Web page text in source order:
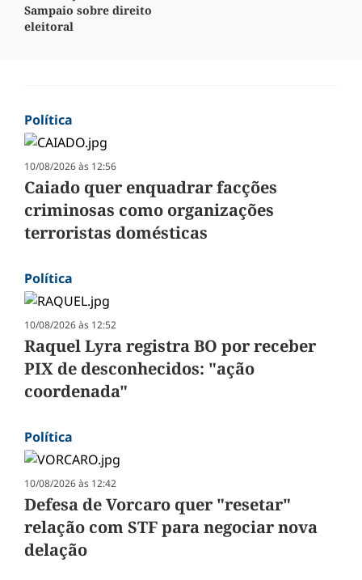
Sampaio sobre direito
eleitoral
Política
10/08/2026 às 12:56
Caiado quer enquadrar facções
criminosas como organizações
terroristas domésticas
Política
10/08/2026 às 12:52
Raquel Lyra registra BO por receber
PIX de desconhecidos: "ação
coordenada"
Política
10/08/2026 às 12:42
Defesa de Vorcaro quer "resetar"
relação com STF para negociar nova
delação